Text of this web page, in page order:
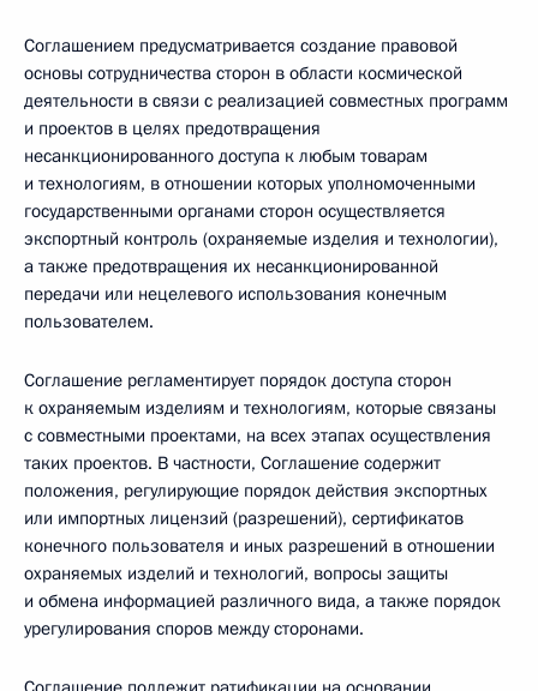
Соглашением предусматривается создание правовой
основы сотрудничества сторон в области космической
деятельности в связи с реализацией совместных программ
и проектов в целях предотвращения
несанкционированного доступа к любым товарам
и технологиям, в отношении которых уполномоченными
государственными органами сторон осуществляется
экспортный контроль (охраняемые изделия и технологии),
а также предотвращения их несанкционированной
передачи или нецелевого использования конечным
пользователем.
Соглашение регламентирует порядок доступа сторон
к охраняемым изделиям и технологиям, которые связаны
с совместными проектами, на всех этапах осуществления
таких проектов. В частности, Соглашение содержит
положения, регулирующие порядок действия экспортных
или импортных лицензий (разрешений), сертификатов
конечного пользователя и иных разрешений в отношении
охраняемых изделий и технологий, вопросы защиты
и обмена информацией различного вида, а также порядок
урегулирования споров между сторонами.